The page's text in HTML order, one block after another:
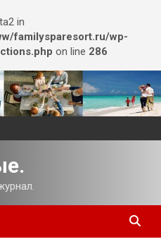
in
familysparesort.ru/wp-
on line 286